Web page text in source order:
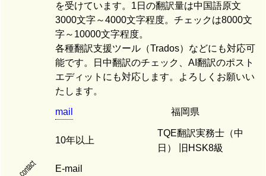
を受けています。1日の翻訳量は中国語原文
3000文字～4000文字程度。チェックは8000文
字～10000文字程度。
各種翻訳支援ツール（Trados）などにも対応可
能です。日中翻訳のチェック、AI翻訳のポスト
エディットにも対応します。よろしくお願いい
たします。
mail 福岡県
10年以上
TQE翻訳実務士（中
日） 旧HSK8級
contact E-mail